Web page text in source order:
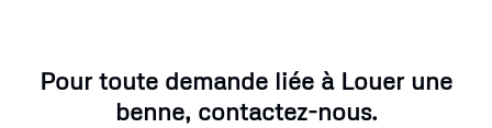
Pour toute demande liée à Louer une
benne, contactez-nous.